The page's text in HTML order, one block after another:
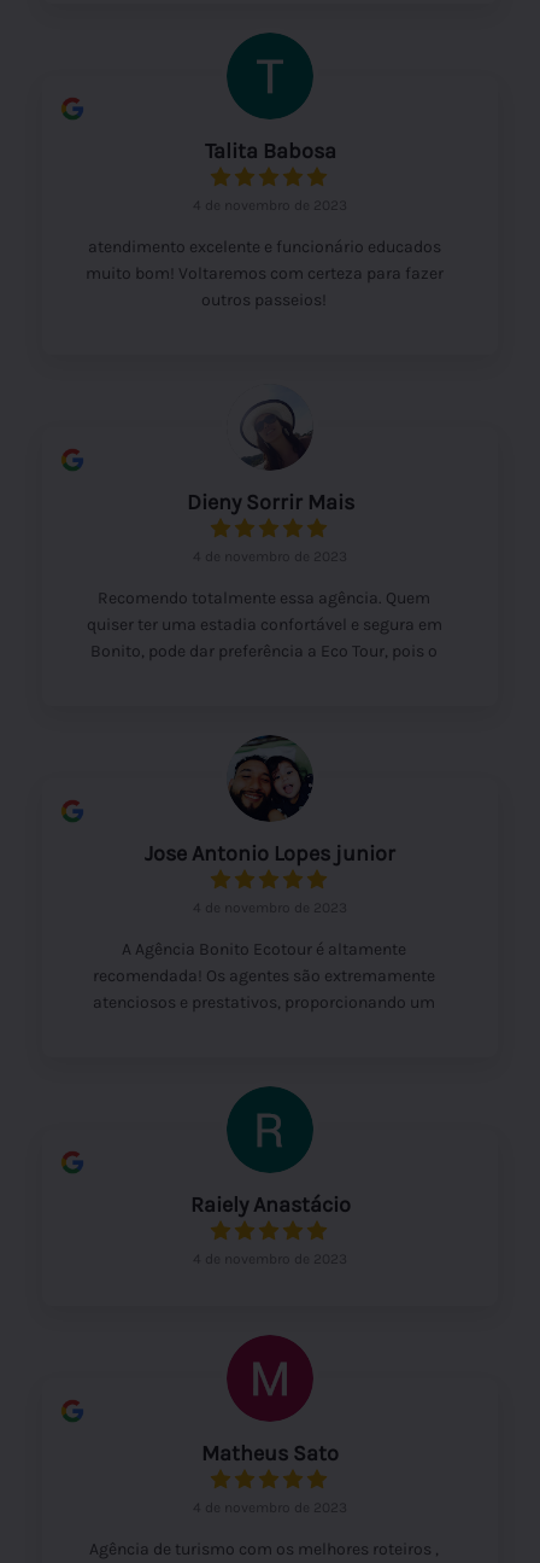
Talita Babosa
4 de novembro de 2023
atendimento excelente e funcionário educados
muito bom! Voltaremos com certeza para fazer
outros passeios!
Dieny Sorrir Mais
4 de novembro de 2023
Recomendo totalmente essa agência. Quem
quiser ter uma estadia confortável e segura em
Bonito, pode dar preferência a Eco Tour, pois o
lugares, horários e detalhes fazem toda a
diferença. Foi uma grata surpresa a atenção que
recebi, muito acima da média. Agradeço a
indicação que recebi de uma amiga e realmente
deixado minha viagem excepcional. Vcs são um
exemplo no atendimento e na simpatia.
Jose Antonio Lopes junior
4 de novembro de 2023
A Agência Bonito Ecotour é altamente
recomendada! Os agentes são extremamente
atenciosos e prestativos, proporcionando um
tornando a experiência ainda mais satisfatória.
Certamente voltarei a utilizar os serviços da
Bonito Ecotour no futuro!
Raiely Anastácio
4 de novembro de 2023
Matheus Sato
4 de novembro de 2023
Agência de turismo com os melhores roteiros ,